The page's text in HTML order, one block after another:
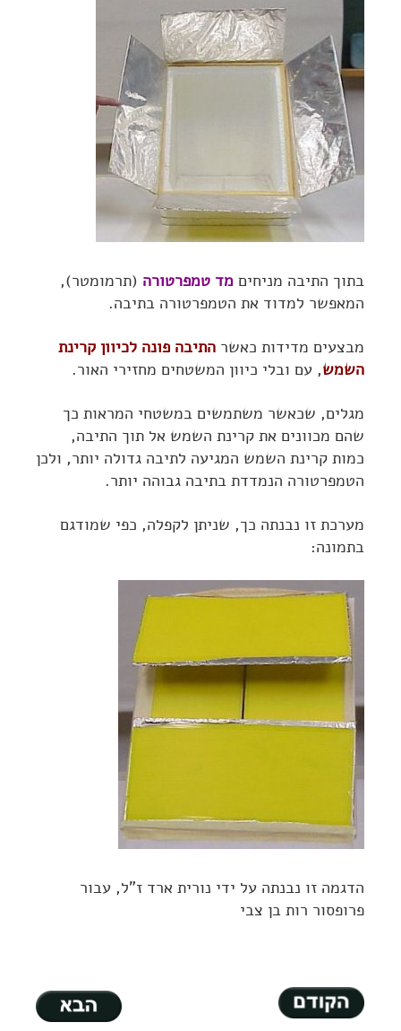
בתוך התיבה מניחים מד טמפרטורה (תרמומטר),
המאפשר למדוד את הטמפרטורה בתיבה.
מבצעים מדידות כאשר התיבה פונה לכיוון קרינת
השמש, עם ובלי כיוון המשטחים מחזירי האור.
מגלים, שכאשר משתמשים במשטחי המראות כך
שהם מכוונים את קרינת השמש אל תוך התיבה,
כמות קרינת השמש המגיעה לתיבה גדולה יותר, ולכן
הטמפרטורה הנמדדת בתיבה גבוהה יותר.
מערכת זו נבנתה כך, שניתן לקפלה, כפי שמודגם
בתמונה:
הדגמה זו נבנתה על ידי נורית ארד ז"ל, עבור
פרופסור רות בן צבי